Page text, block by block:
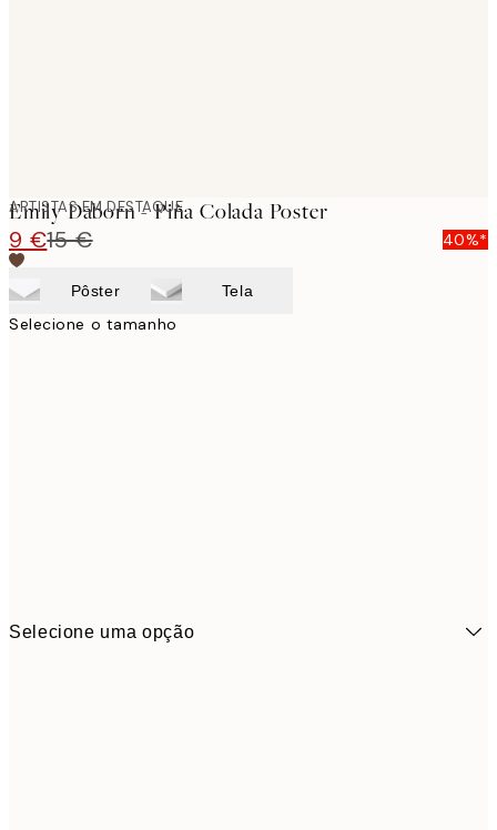
ARTISTAS EM DESTAQUE
Emily Daborn - Piña Colada Poster
9 €15 € 40%*
Pôster Tela
Selecione o tamanho
Selecione uma opção